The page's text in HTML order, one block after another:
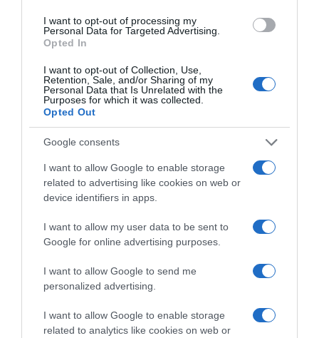
I want to opt-out of processing my
Personal Data for Targeted Advertising.
Opted In
I want to opt-out of Collection, Use,
Retention, Sale, and/or Sharing of my
Personal Data that Is Unrelated with the
Purposes for which it was collected.
Opted Out
Google consents
I want to allow Google to enable storage
related to advertising like cookies on web or
device identifiers in apps.
I want to allow my user data to be sent to
Google for online advertising purposes.
I want to allow Google to send me
personalized advertising.
I want to allow Google to enable storage
related to analytics like cookies on web or
Citromos tiramisu recept limoncellóval
2026-08-09.
Ha izzadsz, erre a 3 létfontosságú elemre van szükség